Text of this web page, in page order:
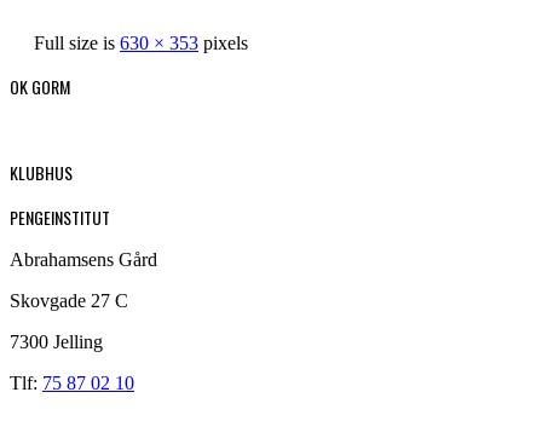
Full size is 630 × 353 pixels
OK GORM
KLUBHUS
PENGEINSTITUT
Abrahamsens Gård
Skovgade 27 C
7300 Jelling
Tlf: 75 87 02 10